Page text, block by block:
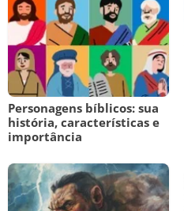
Personagens bíblicos: sua
história, características e
importância